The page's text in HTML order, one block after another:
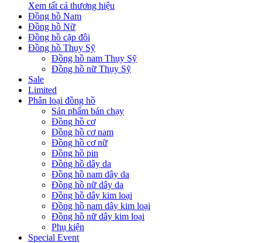
Xem tất cả thương hiệu
Đồng hồ Nam
Đồng hồ Nữ
Đồng hồ cặp đôi
Đồng hồ Thụy Sỹ
Đồng hồ nam Thụy Sỹ
Đồng hồ nữ Thụy Sỹ
Sale
Limited
Phân loại đồng hồ
Sản phẩm bán chạy
Đồng hồ cơ
Đồng hồ cơ nam
Đồng hồ cơ nữ
Đồng hồ pin
Đồng hồ dây da
Đồng hồ nam dây da
Đồng hồ nữ dây da
Đồng hồ dây kim loại
Đồng hồ nam dây kim loại
Đồng hồ nữ dây kim loại
Phụ kiện
Special Event